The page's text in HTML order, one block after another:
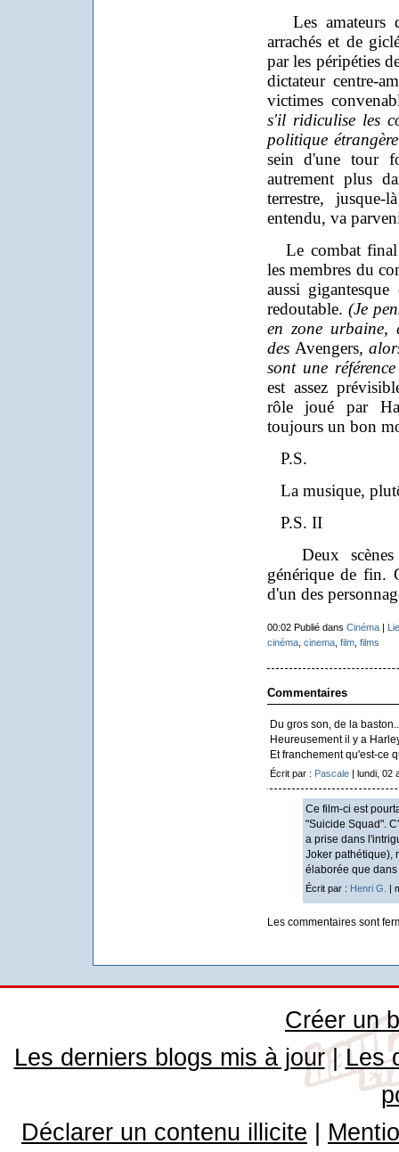
Les amateurs
arrachés et de
par les péripéties
dictateur centre-
victimes
s'il ridiculise les
politique
sein d'une tour
autrement plus
terrestre,
entendu, va
Le combat final
les membres du
aussi
redoutable. (Je
en zone urbaine,
des Avengers,
sont une
est assez
rôle joué par
toujours un bon
P.S.
La musique,
P.S. II
Deux scènes
générique de fin.
d'un des
00:02 Publié dans Cinéma|
cinéma, cinema, film, films
Commentaires
Du gros son, de la
Heureusement il y a
Et franchement qu'est-ce
Écrit par : Pascale| lundi, 02
Ce film-ci est
"Suicide Squad".
a prise dans
Joker pathétique),
élaborée que
Écrit par : Henri G. |
Les commentaires sont
Créer un
Les derniers blogs mis à jour| Les
Déclarer un contenu illicite